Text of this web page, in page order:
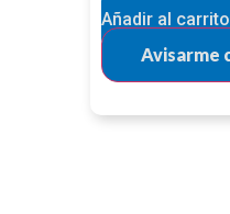
Añadir al carrito